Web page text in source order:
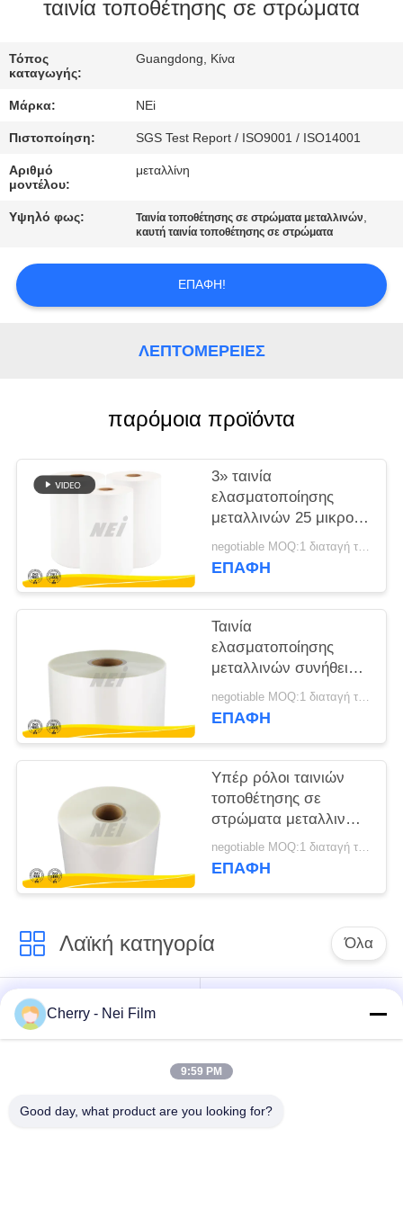
ΕΡΓΟΣΤΑΣΊΩΝ
ΠΟΙΟΤΙΚΌΣ
ΈΛΕΓΧΟΣ
ΜΑΣ
ΕΛΆΤΕ
ΣΕ
ΜΕ
PRIVACY
POLICY
ταινία τοποθέτησης σε στρώματα
Τόπος
καταγωγής:
Guangdong, Κίνα
Μάρκα: NEi
Πιστοποίηση: SGS Test Report / ISO9001 / ISO14001
Αριθμό
μοντέλου:
μεταλλίνη
Υψηλό φως: Ταινία τοποθέτησης σε στρώματα μεταλλινών,
καυτή ταινία τοποθέτησης σε στρώματα
ΕΠΑΦΉ!
ΛΕΠΤΟΜΈΡΕΙΕΣ
παρόμοια προϊόντα
3» ταινία
ελασματοποίησης
μεταλλινών 25 μικρού
διαφανής για την
τηλεφωνική
negotiable MOQ:1 διαταγή τόνου/ίχνος διαπραγματεύσιμη
ΕΠΑΦΉ
Ταινία
ελασματοποίησης
μεταλλινών συνήθειας,
κινητός ρόλος
ελασματοποίησης
negotiable MOQ:1 διαταγή τόνου/ίχνος διαπραγματεύσιμη
ΕΠΑΦΉ
Υπέρ ρόλοι ταινιών
τοποθέτησης σε
στρώματα μεταλλινών
επιστρώματος, ματ
SGS SO9001 ταινιών
negotiable MOQ:1 διαταγή τόνου/ίχνος διαπραγματεύσιμη
ΕΠΑΦΉ
Λαϊκή κατηγορία Όλα
bopp θερμική ταινία
ελασματοποίησης
μεταλλινών
Ψηφιακή ταινία
στρώματα
Cherry - Nei Film
9:59 PM
Good day, what product are you looking for?